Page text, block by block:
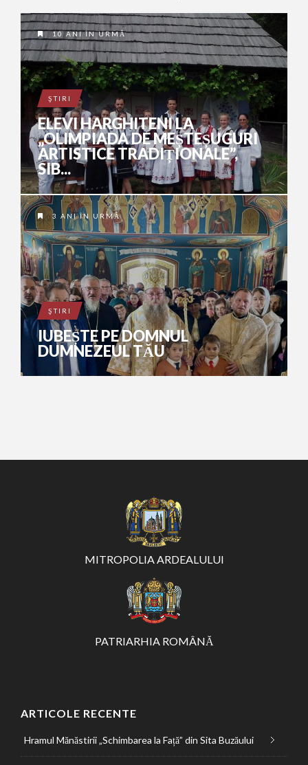
10 ANI ÎN URMĂ
ŞTIRI
ELEVI HARGHITENI LA
„OLIMPIADA DE MEȘTEȘUGURI
ARTISTICE TRADIȚIONALE”,
SIB...
3 ANI ÎN URMĂ
ŞTIRI
IUBEȘTE PE DOMNUL
DUMNEZEUL TĂU
MITROPOLIA ARDEALULUI
PATRIARHIA ROMÂNĂ
ARTICOLE RECENTE
Hramul Mănăstirii „Schimbarea la Față” din Sita Buzăului